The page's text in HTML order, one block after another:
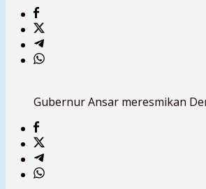
Gubernur Ansar meresmikan